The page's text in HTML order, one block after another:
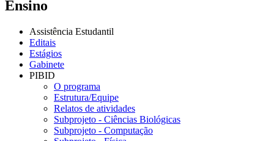
Ensino
Assistência Estudantil
Editais
Estágios
Gabinete
PIBID
O programa
Estrutura/Equipe
Relatos de atividades
Subprojeto - Ciências Biológicas
Subprojeto - Computação